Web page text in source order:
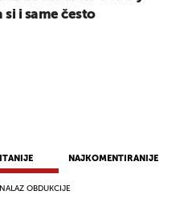
NAJKOMENTIRANIJE
OBDUKCIJE
i same često